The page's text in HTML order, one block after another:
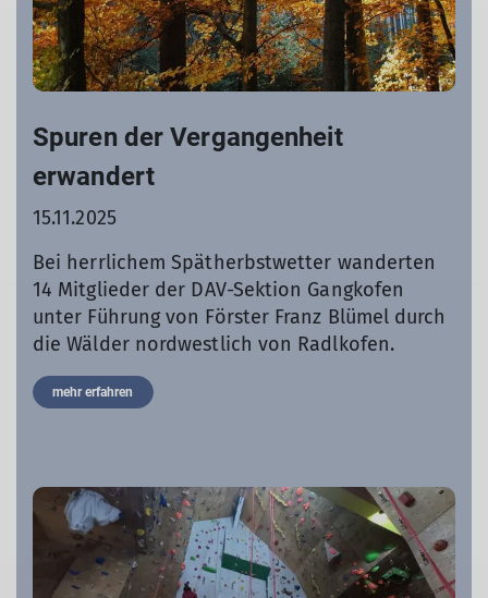
Spuren der Vergangenheit
erwandert
15.11.2025
Bei herrlichem Spätherbstwetter wanderten
14 Mitglieder der DAV-Sektion Gangkofen
unter Führung von Förster Franz Blümel durch
die Wälder nordwestlich von Radlkofen.
mehr erfahren